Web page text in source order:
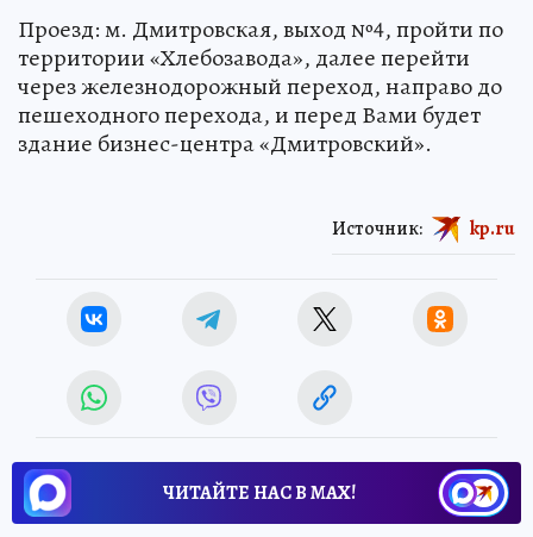
Проезд: м. Дмитровская, выход №4, пройти по
территории «Хлебозавода», далее перейти
через железнодорожный переход, направо до
пешеходного перехода, и перед Вами будет
здание бизнес-центра «Дмитровский».
Источник: kp.ru
ЧИТАЙТЕ НАС В МАХ!